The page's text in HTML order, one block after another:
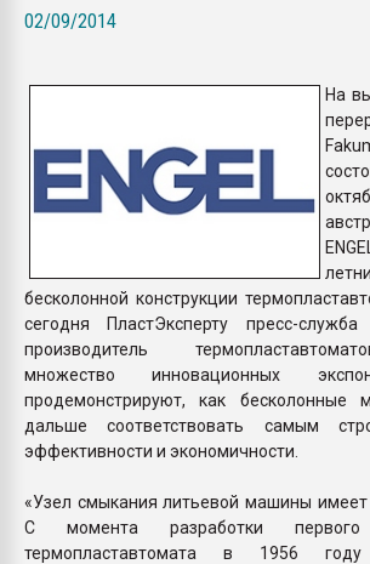
02/09/2014
На
бесколонной конструкции
сегодня ПластЭксперту пресс-
производитель
множество инновационных
продемонстрируют, как бесколонные
дальше соответствовать самым
эффективности и экономичности.
«Узел смыкания литьевой машины имеет
С момента разработки первого
термопластавтомата в 1956